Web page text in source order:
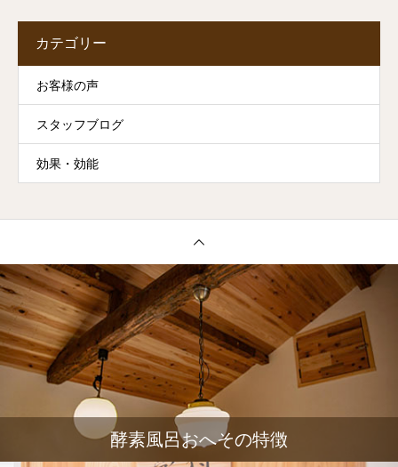
カテゴリー
お客様の声
スタッフブログ
効果・効能
酵素風呂おへその特徴